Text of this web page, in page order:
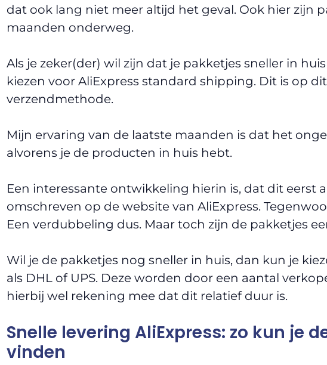
dat ook lang niet meer altijd het geval. Ook hier zijn
maanden onderweg.
Als je zeker(der) wil zijn dat je pakketjes sneller in
kiezen voor AliExpress standard shipping. Dit is op
verzendmethode.
Mijn ervaring van de laatste maanden is dat het
alvorens je de producten in huis hebt.
Een interessante ontwikkeling hierin is, dat dit eerst
omschreven op de website van AliExpress.
Een verdubbeling dus. Maar toch zijn de pakketjes
Wil je de pakketjes nog sneller in huis, dan kun je
als DHL of UPS. Deze worden door een aantal
hierbij wel rekening mee dat dit relatief duur is.
Snelle levering AliExpress: zo kun je
vinden